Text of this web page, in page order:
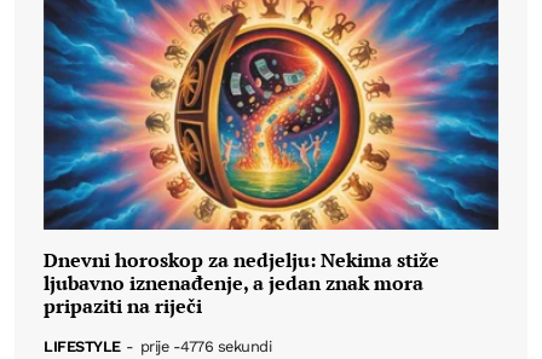
Dnevni horoskop za nedjelju: Nekima stiže
ljubavno iznenađenje, a jedan znak mora
pripaziti na riječi
LIFESTYLE - prije -4776 sekundi